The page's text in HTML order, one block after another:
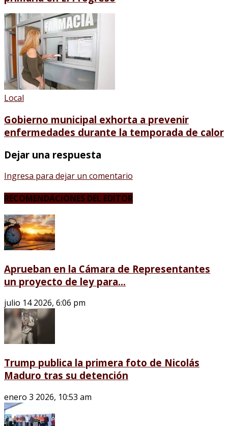
Local
Gobierno municipal exhorta a prevenir
enfermedades durante la temporada de calor
Dejar una respuesta
Ingresa para dejar un comentario
RECOMENDACIONES DEL EDITOR
Aprueban en la Cámara de Representantes
un proyecto de ley para...
julio 14 2026, 6:06 pm
Trump publica la primera foto de Nicolás
Maduro tras su detención
enero 3 2026, 10:53 am